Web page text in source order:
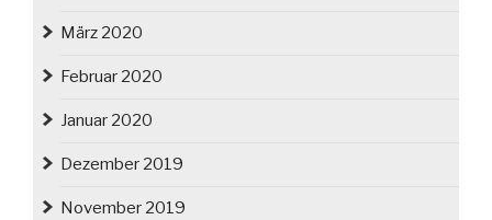
März 2020
Februar 2020
Januar 2020
Dezember 2019
November 2019